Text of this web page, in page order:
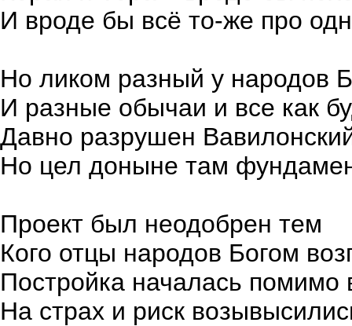
И вроде бы всё то-же про
Но ликом разный у народов
И разные обычаи и все как
Давно разрушен
Но цел доныне там
Проект был неодобрен тем
Кого отцы народов Богом
Постройка началась помимо
На страх и риск